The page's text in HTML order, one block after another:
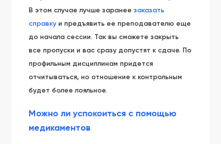
В этом случае лучше заранее заказать
справкуи предъявить ее преподавателю еще
до начала сессии. Так вы сможете закрыть
все пропуски и вас сразу допустят к сдаче. По
профильным дисциплинам придется
отчитываться, но отношение к контрольным
будет более лояльное.
Можно ли успокоиться с помощью
медикаментов